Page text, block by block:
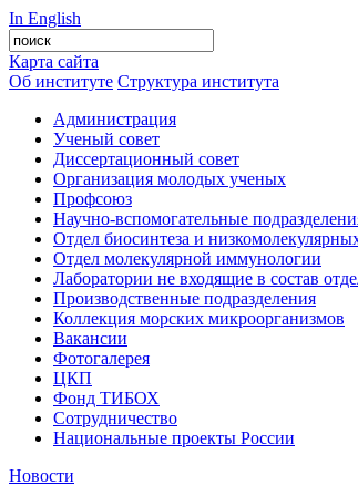
In English
Карта сайта
Об институте Структура института
Администрация
Ученый совет
Диссертационный совет
Организация молодых ученых
Профсоюз
Научно-вспомогательные
Отдел биосинтеза и
Отдел молекулярной иммунологии
Лаборатории не входящие в состав
Производственные подразделения
Коллекция морских микроорганизмов
Вакансии
Фотогалерея
ЦКП
Фонд ТИБОХ
Сотрудничество
Национальные проекты России
Новости